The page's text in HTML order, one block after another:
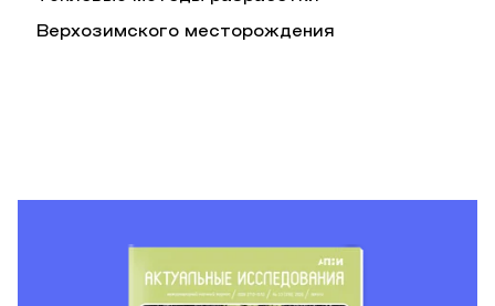
Верхозимского месторождения